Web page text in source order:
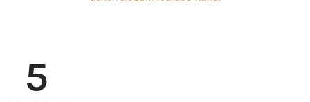
5